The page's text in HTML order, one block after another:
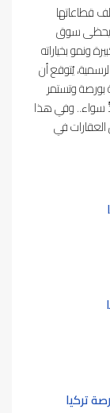
قطاعاتها
يحظى سوق
ونمو بخياراته
يُتوقع أن
بورصة وتستمر
حدٍّ سواء.. وفي هذا
في
تركيا